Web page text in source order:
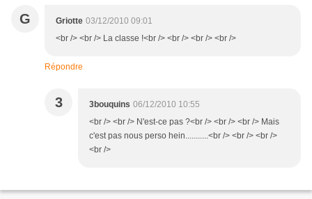
G Griotte 03/12/2010 09:01
<br /> <br /> La classe !<br /> <br /> <br /> <br />
Répondre
3 3bouquins 06/12/2010 10:55
<br /> <br /> N'est-ce pas ?<br /> <br /> <br /> Mais
c'est pas nous perso hein...........<br /> <br /> <br />
<br />